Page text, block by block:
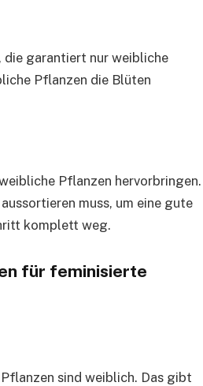
garantiert nur weibliche
Pflanzen die Blüten
Pflanzen hervorbringen.
muss, um eine gute
komplett weg.
für feminisierte
sind weiblich. Das gibt